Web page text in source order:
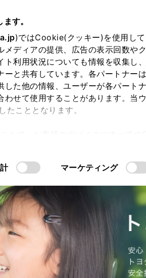
す。
)ではCookie(クッキー)を使用し
ディアの提供、広告の表示回数や
利用状況についても情報を収集し
と共有しています。各パートナー
た他の情報、ユーザーが各パート
せて使用することがあります。当
こととなります。
マーケティング